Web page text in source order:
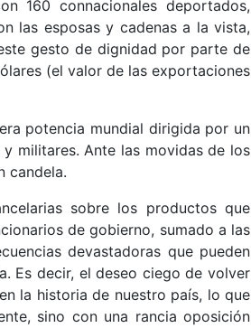
160 connacionales deportados,
las esposas y cadenas a la vista,
gesto de dignidad por parte de
(el valor de las exportaciones
potencia mundial dirigida por un
militares. Ante las movidas de los
candela.
sobre los productos que
de gobierno, sumado a las
devastadoras que pueden
Es decir, el deseo ciego de volver
la historia de nuestro país, lo que
sino con una rancia oposición